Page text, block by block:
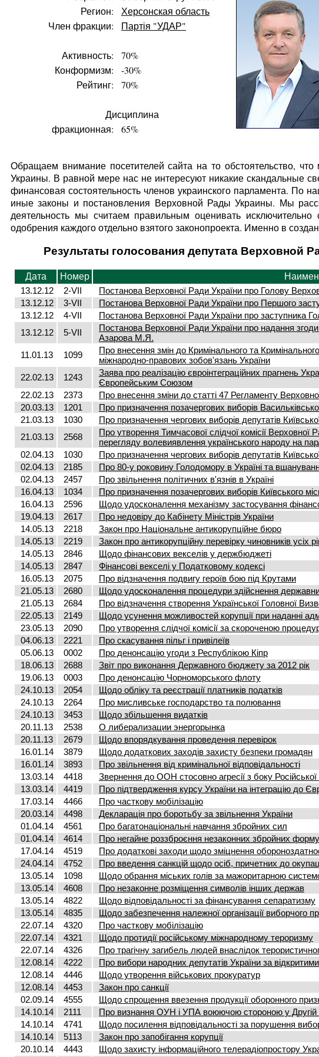
Регион:
Херсонская область
Член фракции:
Партія "УДАР"
Активность:
70%
Конформизм:
-30%
Рейтинг:
70%
Дисциплина
фракционная:
65%
Обращаем внимание посетителей сайта на то обстоятельство,
Украины. В равной мере нас не интересуют никакие скандальные
финансовая состоятельность членов украинского парламента. По
иные законы и постановления Верховной Рады Украины. Мы
деятельность мы считаем правильным оценивать
одобрения каждого отдельно взятого законопроекта. Именно в
Результаты голосования депутата Верховной
Дата Номер
13.12.12
2-VII Постанова Верховної Ради України про Голову
13.12.12
3-VII Постанова Верховної Ради України про Першого
13.12.12
4-VII Постанова Верховної Ради України про заступника
13.12.12
5-VII
Постанова Верховної Ради України про надання
Азарова М.Я.
11.01.13 1099
Про внесення змін до Кримінального та
міжнародно-правових зобов'язань України
22.02.13 1243
Заява про реалізацію євроінтеграційних прагнень
Європейським Союзом
22.02.13
2373 Про внесення зміни до статті 47 Регламенту
20.03.13
1201 Про призначення позачергових виборів
21.03.13
1030 Про призначення чергових виборів депутатів
21.03.13
2568
Про утворення Тимчасової слідчої комісії Верховної
перегляду волевиявлення українського народу на
02.04.13
1030 Про призначення чергових виборів депутатів
02.04.13
2185 Про 80-у роковину Голодомору в Україні та
02.04.13
2457 Про звільнення політичних в'язнів в Україні
16.04.13
1034 Про призначення позачергових виборів Київського
16.04.13
2596 Щодо удосконалення механізму застосування
19.04.13
2617 Про недовіру до Кабінету Міністрів України
14.05.13
2218 Закон про Національне антикорупційне бюро
14.05.13
2219 Закон про антикорупційну перевірку чиновників усіх
14.05.13
2846 Щодо фінансових векселів у держбюджеті
14.05.13
2847 Фінансові векселі у Податковому кодексі
16.05.13
2075 Про відзначення подвигу героїв бою під Крутами
21.05.13
2680 Щодо удосконалення процедури здійснення
21.05.13
2684 Про відзначення створення Української Головної
22.05.13
2149 Щодо усунення можливостей корупції при наданні
23.05.13
2090 Про утворення слідчої комісії за скороченою
04.06.13
2221 Про скасування пільг і привілеїв
05.06.13
0002 Про денонсацію угоди з Республікою Кіпр
18.06.13
2688 Звіт про виконання Державного бюджету за 2012 рік
19.06.13
0003 Про денонсацію Чорноморського флоту
24.10.13
2054 Щодо обліку та реєстрації платників податків
24.10.13
2264 Про мисливське господарство та полювання
24.10.13
3453 Щодо збільшення видатків
20.11.13
2538 О либерализации энергорынка
20.11.13
2679 Щодо впорядкування проведення перевірок
16.01.14
3879 Щодо додаткових заходів захисту безпеки громадян
16.01.14
3893 Про звільнення від кримінальної відповідальності
13.03.14
4418 Звернення до ООН стосовно агресії з боку Російської
13.03.14
4419 Про підтвердження курсу України на інтеграцію до
17.03.14
4466 Про часткову мобілізацію
20.03.14
4498 Декларація про боротьбу за звільнення України
01.04.14
4561 Про багатонаціональні навчання збройних сил
01.04.14
4614 Про негайне роззброєння незаконних збройних
17.04.14
4519 Про додаткові заходи щодо зміцнення
24.04.14
4752 Про введення санкцій щодо осіб, причетних до
13.05.14
1098 Щодо обрання міських голів за мажоритарною
13.05.14
4608 Про незаконне розміщення символів інших держав
13.05.14
4822 Щодо відповідальності за фінансування сепаратизму
13.05.14
4835 Щодо забезпечення належної організації виборчого
22.07.14
4320 Про часткову мобілізацію
22.07.14
4321 Щодо протидії російському міжнародному тероризму
22.07.14
4326 Про трагічну загибель людей внаслідок
12.08.14
4222 Про вибори народних депутатів України за
12.08.14
4446 Щодо утворення військових прокуратур
12.08.14
4453 Закон про санкції
02.09.14
4555 Щодо спрощення ввезення продукції оборонного
14.10.14
2111 Про визнання ОУН і УПА воюючою стороною у Другій
14.10.14
4741 Щодо посилення відповідальності за порушення
14.10.14
5113 Закон про запобігання корупції
20.10.14
4443 Щодо захисту інформаційного телерадіопростору